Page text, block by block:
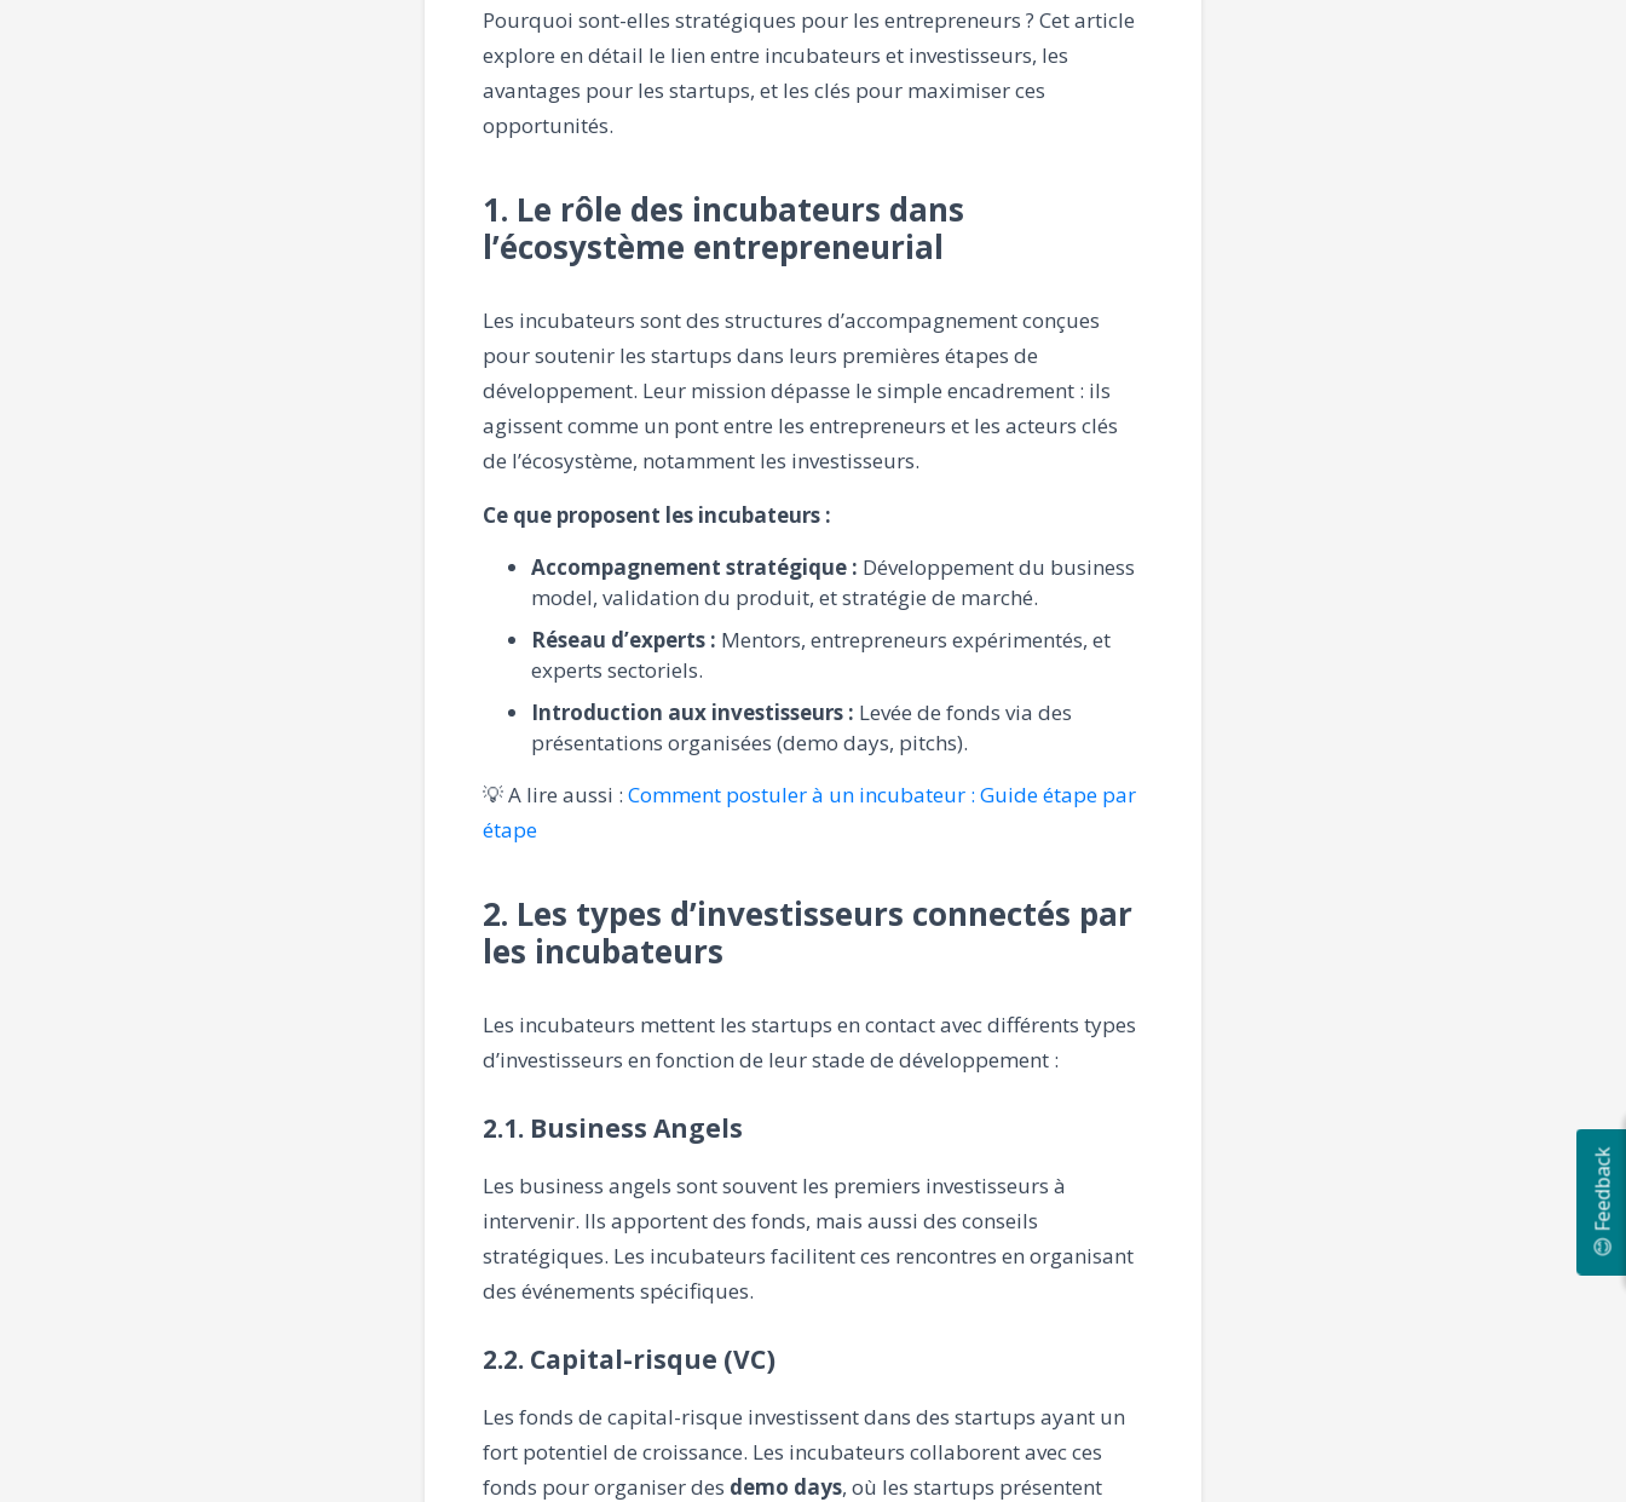
Pourquoi sont-elles stratégiques pour les entrepreneurs ? Cet article
explore en détail le lien entre incubateurs et investisseurs, les
avantages pour les startups, et les clés pour maximiser ces
opportunités.
1. Le rôle des incubateurs dans
l’écosystème entrepreneurial
Les incubateurs sont des structures d’accompagnement conçues
pour soutenir les startups dans leurs premières étapes de
développement. Leur mission dépasse le simple encadrement : ils
agissent comme un pont entre les entrepreneurs et les acteurs clés
de l’écosystème, notamment les investisseurs.
Ce que proposent les incubateurs :
Accompagnement stratégique : Développement du business
model, validation du produit, et stratégie de marché.
Réseau d’experts : Mentors, entrepreneurs expérimentés, et
experts sectoriels.
Introduction aux investisseurs : Levée de fonds via des
présentations organisées (demo days, pitchs).
💡 A lire aussi : Comment postuler à un incubateur : Guide étape par
étape
2. Les types d’investisseurs connectés par
les incubateurs
Les incubateurs mettent les startups en contact avec différents types
d’investisseurs en fonction de leur stade de développement :
2.1. Business Angels
Les business angels sont souvent les premiers investisseurs à
intervenir. Ils apportent des fonds, mais aussi des conseils
stratégiques. Les incubateurs facilitent ces rencontres en organisant
des événements spécifiques.
2.2. Capital-risque (VC)
Les fonds de capital-risque investissent dans des startups ayant un
fort potentiel de croissance. Les incubateurs collaborent avec ces
fonds pour organiser des demo days, où les startups présentent
😊 Feedback